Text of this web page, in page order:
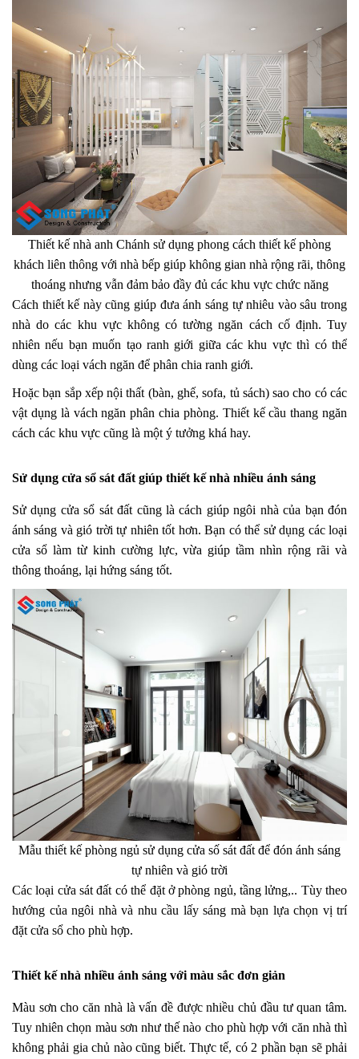
Thiết kế nhà anh Chánh sử dụng phong cách thiết kế phòng
khách liên thông với nhà bếp giúp không gian nhà rộng rãi, thông
thoáng nhưng vẫn đảm bảo đầy đủ các khu vực chức năng
Cách thiết kế này cũng giúp đưa ánh sáng tự nhiêu vào sâu trong
nhà do các khu vực không có tường ngăn cách cố định. Tuy
nhiên nếu bạn muốn tạo ranh giới giữa các khu vực thì có thể
dùng các loại vách ngăn để phân chia ranh giới.
Hoặc bạn sắp xếp nội thất (bàn, ghế, sofa, tủ sách) sao cho có các
vật dụng là vách ngăn phân chia phòng. Thiết kế cầu thang ngăn
cách các khu vực cũng là một ý tưởng khá hay.
Sử dụng cửa sổ sát đất giúp thiết kế nhà nhiều ánh sáng
Sử dụng cửa sổ sát đất cũng là cách giúp ngôi nhà của bạn đón
ánh sáng và gió trời tự nhiên tốt hơn. Bạn có thể sử dụng các loại
cửa sổ làm từ kinh cường lực, vừa giúp tầm nhìn rộng rãi và
thông thoáng, lại hứng sáng tốt.
Mẫu thiết kế phòng ngủ sử dụng cửa số sát đất để đón ánh sáng
tự nhiên và gió trời
Các loại cửa sát đất có thể đặt ở phòng ngủ, tầng lửng,.. Tùy theo
hướng của ngôi nhà và nhu cầu lấy sáng mà bạn lựa chọn vị trí
đặt cửa sổ cho phù hợp.
Thiết kế nhà nhiều ánh sáng với màu sắc đơn giản
Màu sơn cho căn nhà là vấn đề được nhiều chủ đầu tư quan tâm.
Tuy nhiên chọn màu sơn như thế nào cho phù hợp với căn nhà thì
không phải gia chủ nào cũng biết. Thực tế, có 2 phần bạn sẽ phải